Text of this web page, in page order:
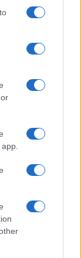
Policy
Salute
Megachip
GiULia
Pagina